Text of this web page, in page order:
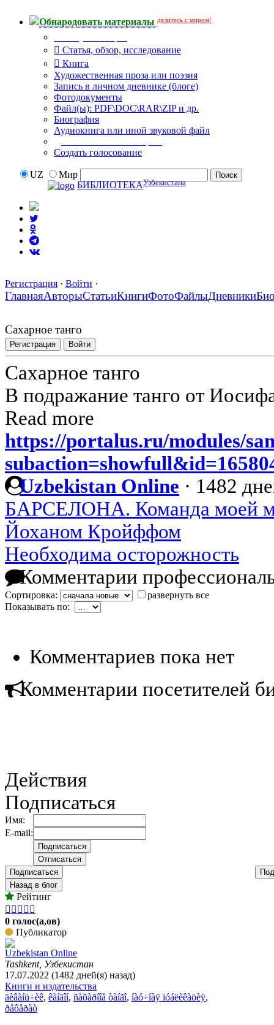
Обнародовать материалы делитесь с миром!
Статья, обзор, исследование
Книга
Художественная проза или поэзия
Запись в личном дневнике (блоге)
Фотодокументы
Файл(ы): PDF\DOC\RAR\ZIP и др.
Биография
Аудиокнига или иной звуковой файл
Создать голосование
UZ
Мир
БИБЛИОТЕКАУзбекистана
Регистрация · Войти ·
ГлавнаяАвторыСтатьиКнигиФотоФайлыДневники
Сахарное танго
Регистрация Войти
Сахарное танго
В подражание танго от
Read more
https://portalus.ru/modules/
Uzbekistan Online · 1482
БАРСЕЛОНА. Команда моей
Йоханом Кройффом
Необходима осторожность
Комментарии
Сортировка:
развернуть все
Показывать по:
Комментариев пока нет
Комментарии посетителей
Действия
Подписаться
Имя:
E-mail:
Подписаться
Назад в блог
Рейтинг
    
0 голос(а,ов)
Публикатор
Uzbekistan Online
Tashkent, Узбекистан
17.07.2022 (1482 дней(я) назад)
Книги и издательства
äèâàíü÷èê, êàíäîí, ñàõàðíîå òàíãî, íàó÷íàÿ ïóáëèêàöèÿ,
ðåôåðàò